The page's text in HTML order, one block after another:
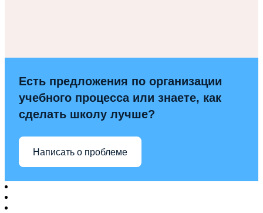
Есть предложения по организации
учебного процесса или знаете, как
сделать школу лучше?
Написать о проблеме